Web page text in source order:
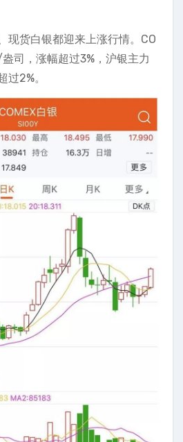
现货白银都迎来上涨行情。CO
司，涨幅超过3%，沪银主力
2%。